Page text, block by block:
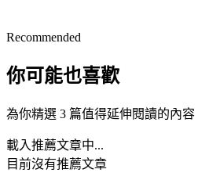
Recommended
你可能也喜歡
為你精選 3 篇值得延伸閱讀的內容
載入推薦文章中...
目前沒有推薦文章